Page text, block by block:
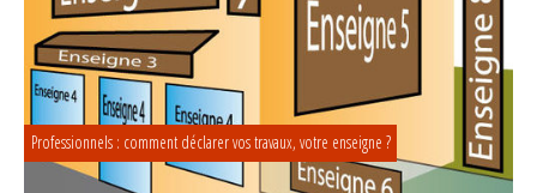
Professionnels : comment déclarer vos travaux, votre enseigne ?